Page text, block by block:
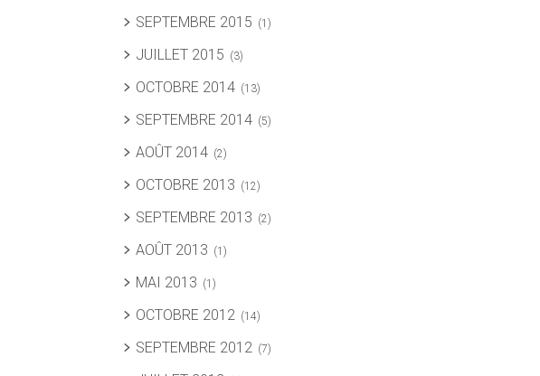
SEPTEMBRE 2015 (1)
JUILLET 2015 (3)
OCTOBRE 2014 (13)
SEPTEMBRE 2014 (5)
AOÛT 2014 (2)
OCTOBRE 2013 (12)
SEPTEMBRE 2013 (2)
AOÛT 2013 (1)
MAI 2013 (1)
OCTOBRE 2012 (14)
SEPTEMBRE 2012 (7)